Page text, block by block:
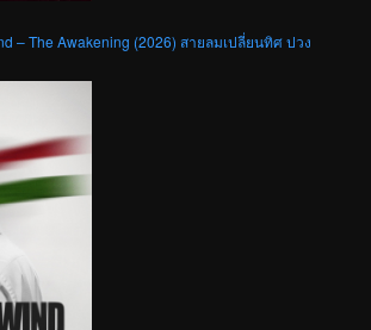
– The Awakening (2026) สายลมเปลี่ยนทิศ ปวง